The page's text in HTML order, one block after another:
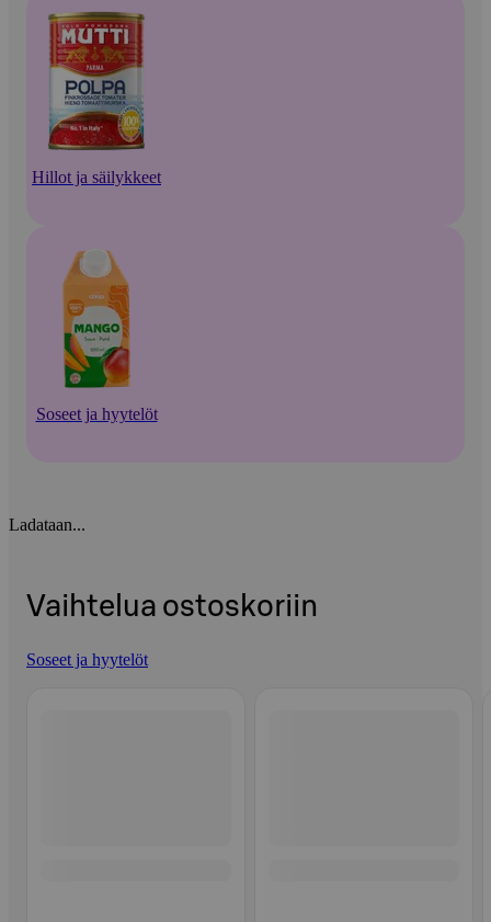
Hillot ja säilykkeet
Soseet ja hyytelöt
Ladataan...
Vaihtelua ostoskoriin
Soseet ja hyytelöt